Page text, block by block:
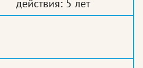
действия: 5 лет